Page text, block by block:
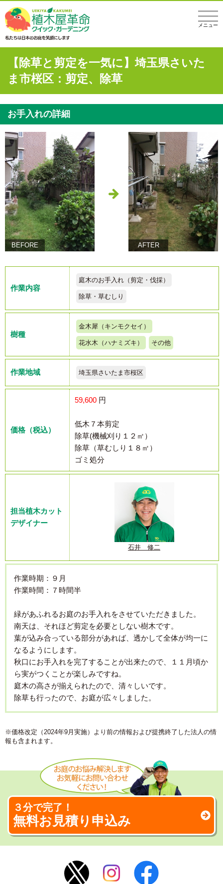
メニュー
【除草と剪定を一気に】埼玉県さいた
ま市桜区：剪定、除草
お手入れの詳細
BEFORE AFTER
作業内容
庭木のお手入れ（剪定・伐採）
除草・草むしり
樹種
金木犀（キンモクセイ）
花水木（ハナミズキ） その他
作業地域 埼玉県さいたま市桜区
価格（税込）
59,600 円
低木７本剪定
除草(機械刈り１２㎡）
除草（草むしり１８㎡）
ゴミ処分
担当植木カット
デザイナー
石井 修二
作業時期：９月
作業時間：７時間半
緑があふれるお庭のお手入れをさせていただきました。
南天は、それほど剪定を必要としない樹木です。
葉が込み合っている部分があれば、透かして全体が均一に
なるようにします。
秋口にお手入れを完了することが出来たので、１１月頃か
ら実がつくことが楽しみですね。
庭木の高さが揃えられたので、清々しいです。
除草も行ったので、お庭が広々しました。
※価格改定（2024年9月実施）より前の情報および提携終了した法人の情
報も含まれます。
３分で完了！
無料お見積り申込み